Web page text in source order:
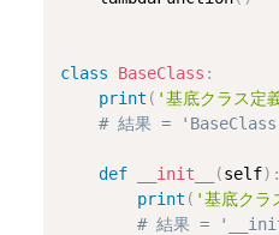
class BaseClass :
print ( '基底クラス定
# 結果 =
def __init__ (self) :
print ( '基底クラ
# 結果 =